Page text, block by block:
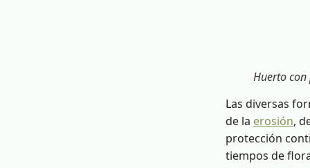
Huerto
Las diversas
de la erosión,
protección
tiempos de